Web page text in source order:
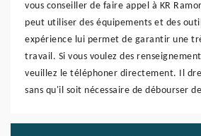
vous conseiller de faire appel à KR
peut utiliser des équipements et des
expérience lui permet de garantir une
travail. Si vous voulez des
veuillez le téléphoner directement. Il
sans qu'il soit nécessaire de débourser